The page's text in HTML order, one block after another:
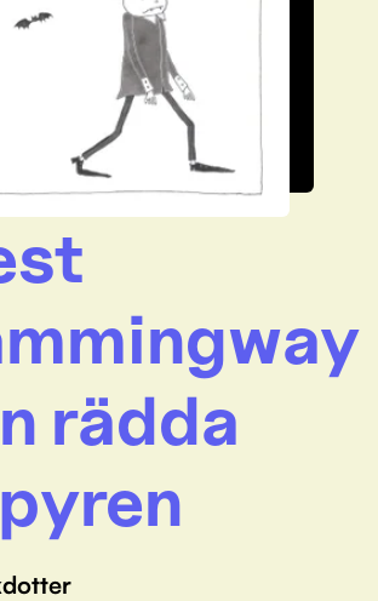
rädda